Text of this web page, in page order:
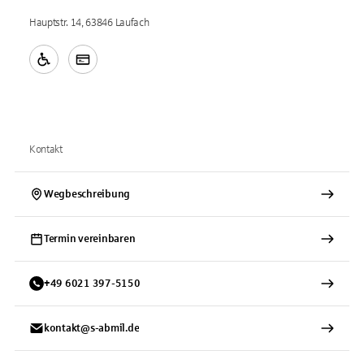
Hauptstr. 14, 63846 Laufach
Kontakt
Wegbeschreibung
Termin vereinbaren
+49 6021 397-5150
kontakt@s-abmil.de